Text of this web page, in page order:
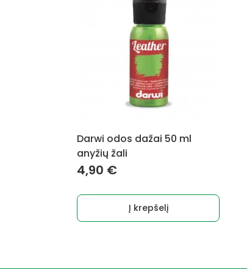
Darwi odos dažai 50 ml
anyžių žali
4,90 €
Į krepšelį